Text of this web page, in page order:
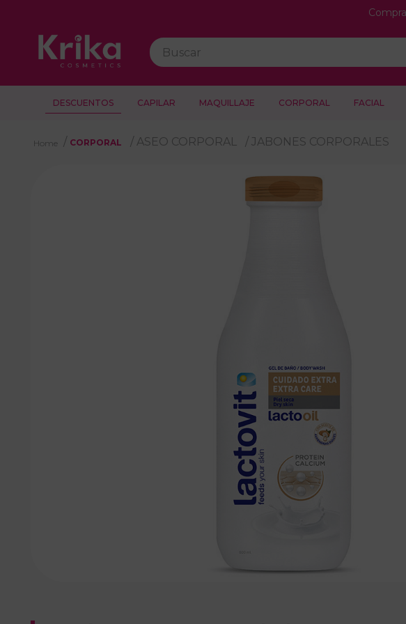
Buscar
DESCUENTOS CAPILAR MAQUILLAJE CORPORAL FACIAL
CORPORAL ASEO CORPORAL JABONES CORPORALES